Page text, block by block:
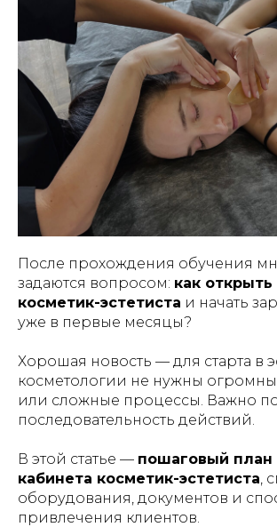
После прохождения обучения
задаются вопросом: как
косметик-эстетиста и начать
уже в первые месяцы?
Хорошая новость — для старта в
косметологии не нужны
или сложные процессы. Важно
последовательность действий.
В этой статье — пошаговый план
кабинета косметик-эстетиста ,
оборудования, документов и
привлечения клиентов.